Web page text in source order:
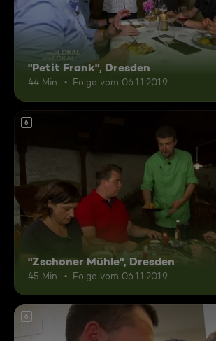
"Petit Frank", Dresden
44 Min. Folge vom 06.11.2019
6
"Zschoner Mühle", Dresden
45 Min. Folge vom 06.11.2019
6